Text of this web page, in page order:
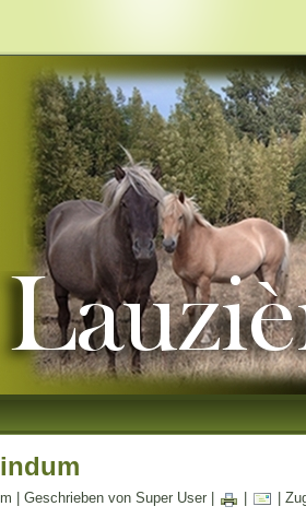
| Geschrieben von Super User | |